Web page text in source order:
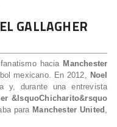
GALLAGHER
hacia Manchester
mexicano. En 2012, Noel
y, durante una entrevista
&lsquoChicharito&rsquo
para Manchester United ,